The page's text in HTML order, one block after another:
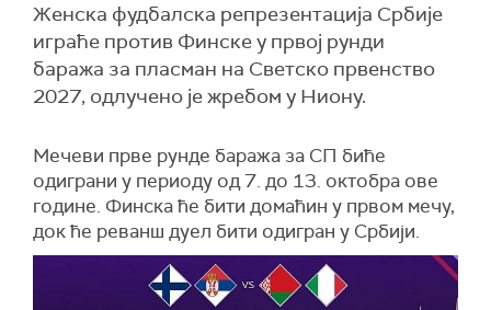
Женска фудбалска репрезентација Србије
играће против Финске у првој рунди
баража за пласман на Светско првенство
2027, одлучено је жребом у Ниону.
Мечеви прве рунде баража за СП биће
одиграни у периоду од 7. до 13. октобра ове
године. Финска ће бити домаћин у првом мечу,
док ће реванш дуел бити одигран у Србији.